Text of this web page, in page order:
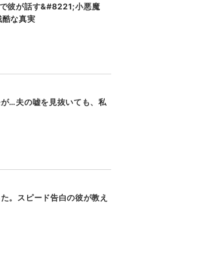
彼が話す&#8221;小悪魔
な真実
…夫の嘘を見抜いても、私
。スピード告白の彼が教え